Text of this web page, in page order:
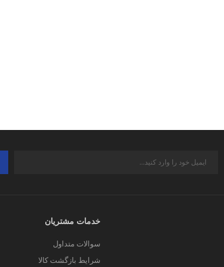
خدمات مشتریان
سوالات متداول
شرایط بازگشت کالا